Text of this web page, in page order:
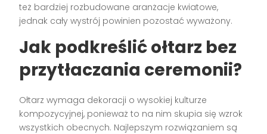
też bardziej rozbudowane aranżacje kwiatowe,
jednak cały wystrój powinien pozostać wyważony.
Jak podkreślić ołtarz bez
przytłaczania ceremonii?
Ołtarz wymaga dekoracji o wysokiej kulturze
kompozycyjnej, ponieważ to na nim skupia się wzrok
wszystkich obecnych. Najlepszym rozwiązaniem są